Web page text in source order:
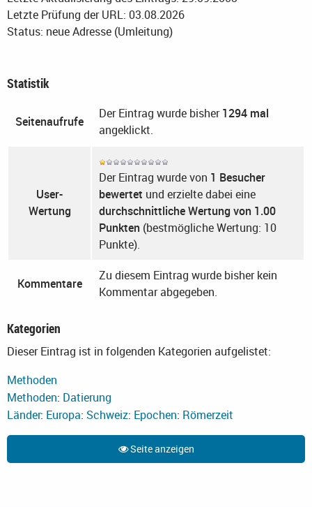
Letzte Prüfung der URL: 03.08.2026
Status: neue Adresse (Umleitung)
Statistik
Seitenaufrufe
Der Eintrag wurde bisher1294 mal
angeklickt.
User-
Wertung
Der Eintrag wurde von 1 Besucher
bewertet und erzielte dabei eine
durchschnittliche Wertung von 1.00
Punkten (bestmögliche Wertung: 10
Punkte).
Kommentare
Zu diesem Eintrag wurde bisher kein
Kommentar abgegeben.
Kategorien
Dieser Eintrag ist in folgenden Kategorien aufgelistet:
Methoden
Methoden: Datierung
Länder: Europa: Schweiz: Epochen: Römerzeit
Seite anzeigen